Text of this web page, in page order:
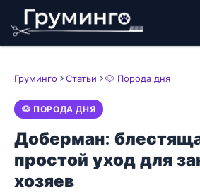
Груминго Статьи 🐶 Порода дня
🐶 ПОРОДА ДНЯ
Доберман:
простой уход для
хозяев